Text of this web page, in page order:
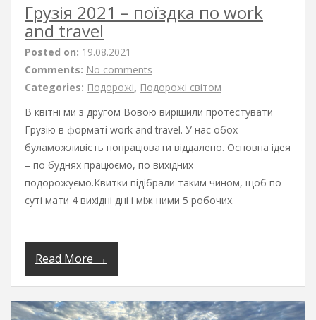
Грузія 2021 – поїздка по work
and travel
Posted on: 19.08.2021
Comments: No comments
Categories: Подорожі, Подорожі світом
В квітні ми з другом Вовою вирішили протестувати
Грузію в форматі work and travel. У нас обох
буламожливість попрацювати віддалено. Основна ідея
– по буднях працюємо, по вихідних
подорожуємо.Квитки підібрали таким чином, щоб по
суті мати 4 вихідні дні і між ними 5 робочих.
Read More →